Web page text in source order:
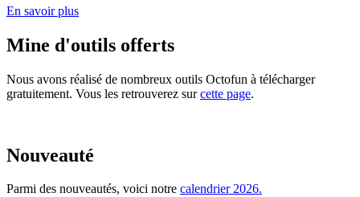
En savoir plus
Mine d'outils offerts
Nous avons réalisé de nombreux outils Octofun à télécharger
gratuitement. Vous les retrouverez surcette page.
Nouveauté
Parmi des nouveautés, voici notre calendrier 2026.